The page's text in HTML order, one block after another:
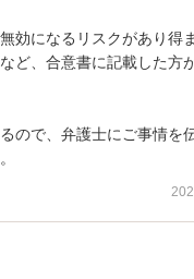
効になるリスクがあり得ま
ど、合意書に記載した方
ので、弁護士にご事情を